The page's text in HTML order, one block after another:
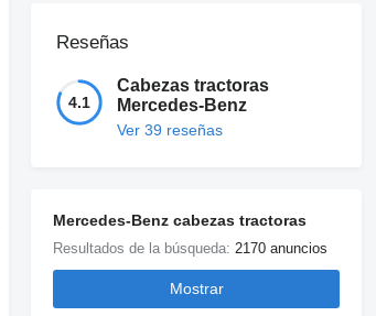
Reseñas
4.1
Cabezas tractoras
Mercedes-Benz
Ver 39 reseñas
Mercedes-Benz cabezas tractoras
Resultados de la búsqueda: 2170 anuncios
Mostrar